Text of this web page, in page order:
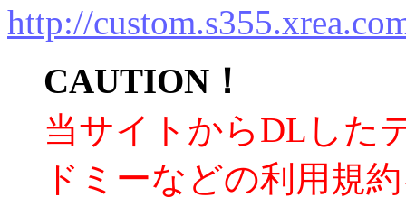
http://
CAUTION！
当サイトからDLした
ドミーなどの利用規